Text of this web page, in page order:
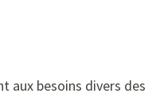
aux besoins divers des